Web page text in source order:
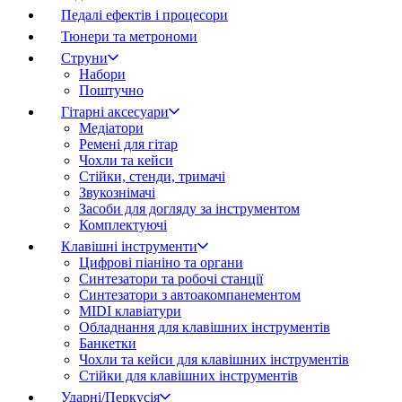
Педалі ефектів і процесори
Тюнери та метрономи
Струни
Набори
Поштучно
Гітарні аксесуари
Медіатори
Ремені для гітар
Чохли та кейси
Стійки, стенди, тримачі
Звукознімачі
Засоби для догляду за інструментом
Комплектуючі
Клавішні інструменти
Цифрові піаніно та органи
Синтезатори та робочі станції
Синтезатори з автоакомпанементом
MIDI клавіатури
Обладнання для клавішних інструментів
Банкетки
Чохли та кейси для клавішних інструментів
Стійки для клавішних інструментів
Ударні/Перкусія